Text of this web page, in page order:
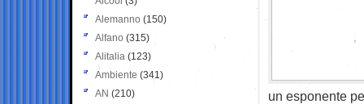
un esponente
Alemanno (150)
Alfano (315)
Alitalia (123)
Ambiente (341)
AN (210)